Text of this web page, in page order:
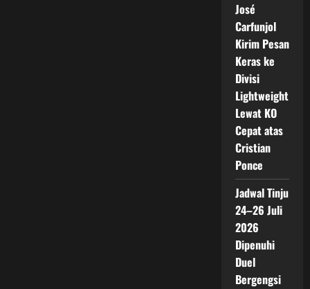
José
Carfunjol
Kirim Pesan
Keras ke
Divisi
Lightweight
Lewat KO
Cepat atas
Cristian
Ponce
Jadwal Tinju
24–26 Juli
2026
Dipenuhi
Duel
Bergengsi